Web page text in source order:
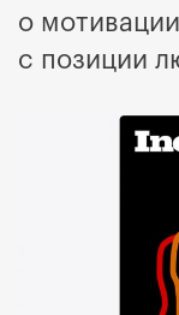
о
с позиции